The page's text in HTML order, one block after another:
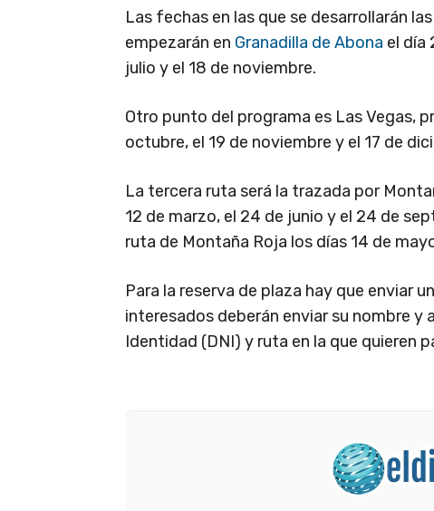
Las fechas en las que se desarrollarán
empezarán en Granadilla de Abona el día
julio y el 18 de noviembre.
Otro punto del programa es Las Vegas,
octubre, el 19 de noviembre y el 17 de
La tercera ruta será la trazada por
12 de marzo, el 24 de junio y el 24 de
ruta de Montaña Roja los días 14 de
Para la reserva de plaza hay que enviar
interesados deberán enviar su nombre y
Identidad (DNI) y ruta en la que quieren